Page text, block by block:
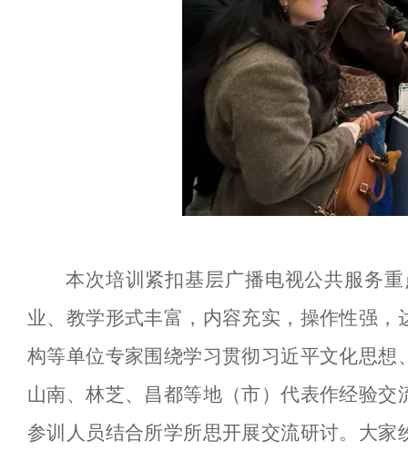
本次培训紧扣基层广播电视公共服务
业、教学形式丰富，内容充实，操作性强
构等单位专家围绕学习贯彻习近平文化思
山南、林芝、昌都等地（市）代表作经验
参训人员结合所学所思开展交流研讨。大